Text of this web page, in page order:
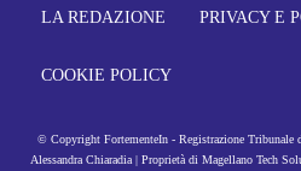
LA REDAZIONE PRIVACY E
COOKIE POLICY
© Copyright FortementeIn - Registrazione Tribunale
Alessandra Chiaradia | Proprietà di Magellano Tech